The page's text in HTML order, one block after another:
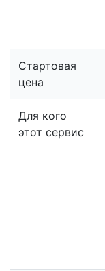
Стартовая
цена
Для кого
этот сервис